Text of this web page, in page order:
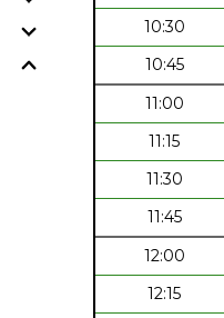
10:30
10:45
11:00
11:15
11:30
11:45
12:00
12:15